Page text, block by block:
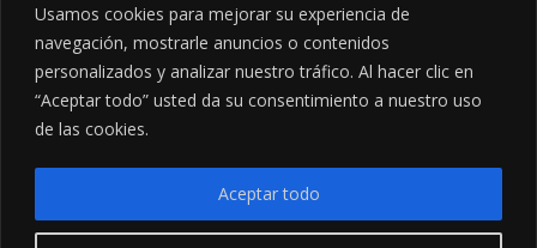
Usamos cookies para mejorar su experiencia de
navegación, mostrarle anuncios o contenidos
personalizados y analizar nuestro tráfico. Al hacer clic en
“Aceptar todo” usted da su consentimiento a nuestro uso
de las cookies.
Aceptar todo